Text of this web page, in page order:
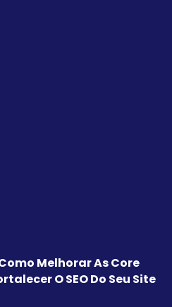
Como Melhorar As Core
O SEO Do Seu Site